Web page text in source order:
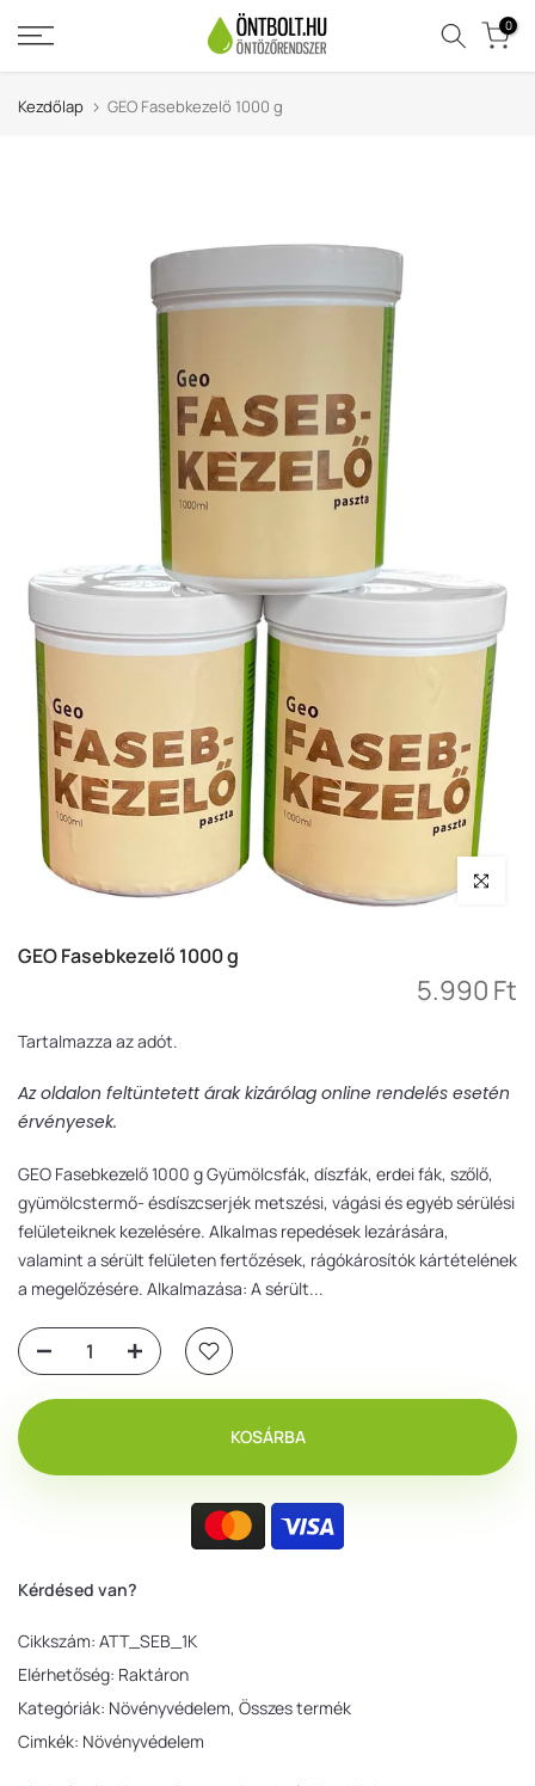
Ugrás
a
tartalomra
0
Kezdőlap GEO Fasebkezelő 1000 g
Nagyítás
GEO Fasebkezelő 1000 g
5.990 Ft
Tartalmazza az adót.
Az oldalon feltüntetett árak kizárólag online rendelés esetén
érvényesek.
GEO Fasebkezelő 1000 g Gyümölcsfák, díszfák, erdei fák, szőlő,
gyümölcstermő- ésdíszcserjék metszési, vágási és egyéb sérülési
felületeiknek kezelésére. Alkalmas repedések lezárására,
valamint a sérült felületen fertőzések, rágókárosítók kártételének
a megelőzésére. Alkalmazása: A sérült...
KOSÁRBA
Kérdésed van?
Cikkszám: ATT_SEB_1K
Elérhetőség: Raktáron
Kategóriák: Növényvédelem Összes termék
Cimkék: Növényvédelem